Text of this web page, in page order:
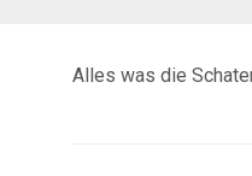
Alles was die